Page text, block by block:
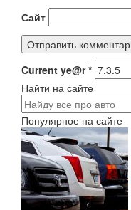
Сайт
Current ye@r*
Найти на сайте
Популярное на сайте